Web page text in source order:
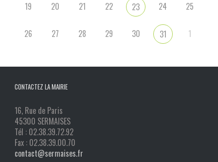
19 20 21 22 23 24 25
26 27 28 29 30 31 1
CONTACTEZ LA MAIRIE
16, Rue de Paris
45300 SERMAISES
Tél : 02.38.39.72.92
Fax : 02.38.39.00.70
contact@sermaises.fr